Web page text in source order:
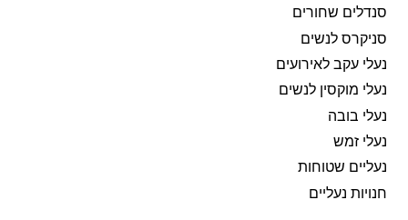
סנדלים שחורים
סניקרס לנשים
נעלי עקב לאירועים
נעלי מוקסין לנשים
נעלי בובה
נעלי זמש
נעליים שטוחות
חנויות נעליים